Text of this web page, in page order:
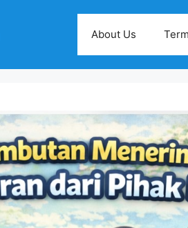
About Us